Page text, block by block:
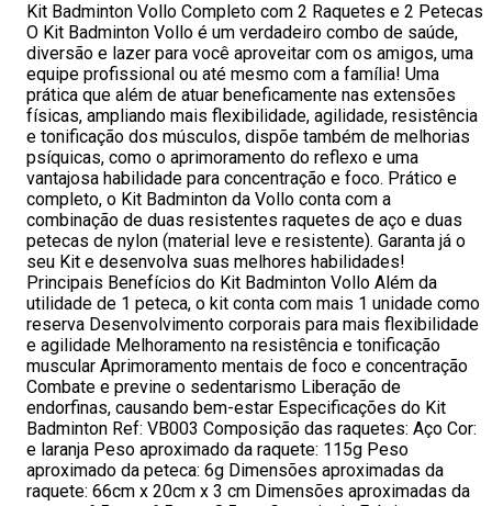
Kit Badminton Vollo Completo com 2 Raquetes e 2 Petecas
O Kit Badminton Vollo é um verdadeiro combo de saúde,
diversão e lazer para você aproveitar com os amigos, uma
equipe profissional ou até mesmo com a família! Uma
prática que além de atuar beneficamente nas extensões
físicas, ampliando mais flexibilidade, agilidade, resistência
e tonificação dos músculos, dispõe também de melhorias
psíquicas, como o aprimoramento do reflexo e uma
vantajosa habilidade para concentração e foco. Prático e
completo, o Kit Badminton da Vollo conta com a
combinação de duas resistentes raquetes de aço e duas
petecas de nylon (material leve e resistente). Garanta já o
seu Kit e desenvolva suas melhores habilidades!
Principais Benefícios do Kit Badminton Vollo Além da
utilidade de 1 peteca, o kit conta com mais 1 unidade como
reserva Desenvolvimento corporais para mais flexibilidade
e agilidade Melhoramento na resistência e tonificação
muscular Aprimoramento mentais de foco e concentração
Combate e previne o sedentarismo Liberação de
endorfinas, causando bem-estar Especificações do Kit
Badminton Ref: VB003 Composição das raquetes: Aço Cor:
e laranja Peso aproximado da raquete: 115g Peso
aproximado da peteca: 6g Dimensões aproximadas da
raquete: 66cm x 20cm x 3 cm Dimensões aproximadas da